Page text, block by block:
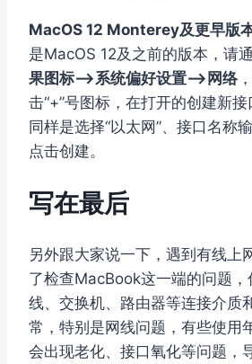
MacOS 12 Monterey及更早版
是MacOS 12及之前的版本，请
果图标–>系统偏好设置–>网络
击“+”号图标，在打开的创建新
同样是选择“以太网”、接口名称
点击创建。
写在最后
另外跟大家说一下，遇到有线上
了检查MacBook这一端的问题，
线、交换机、路由器等连接介质
常，特别是网线问题，有些使用
会出现老化、接口氧化等问题，